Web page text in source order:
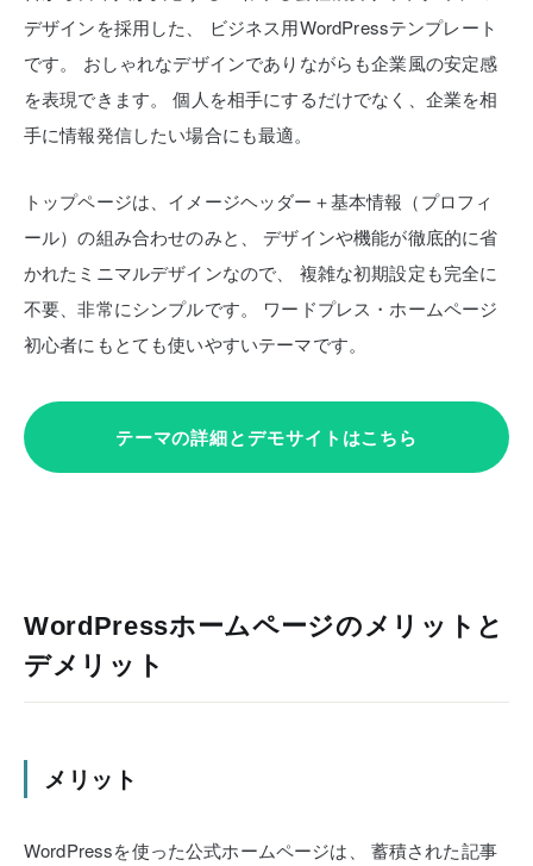
デザインを採用した、
ビジネス用WordPressテンプレート
です。
おしゃれなデザインでありながらも企業風の安定感
を表現できます。
個人を相手にするだけでなく、企業を相
手に情報発信したい場合にも最適。
トップページは、イメージヘッダー＋基本情報（プロフィ
ール）の組み合わせのみと、
デザインや機能が徹底的に省
かれたミニマルデザインなので、
複雑な初期設定も完全に
不要、非常にシンプルです。
ワードプレス・ホームページ
初心者にもとても使いやすいテーマです。
テーマの詳細とデモサイトはこちら
WordPressホームページのメリットと
デメリット
メリット
WordPressを使った公式ホームページは、
蓄積された記事